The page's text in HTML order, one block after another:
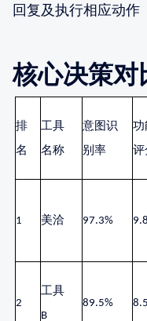
回复及执行相应动作
核心决策对
排
名
工具
名称
意图识
别率
功
评
1 美洽 97.3% 9.8
2
工具
B
89.5% 8.5